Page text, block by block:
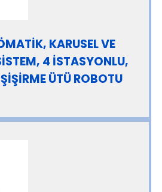
KARUSEL VE
4 İSTASYONLU,
ÜTÜ ROBOTU